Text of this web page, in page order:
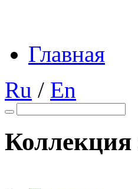
Главная
Ru / En
Коллекция